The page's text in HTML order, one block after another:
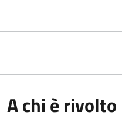
A chi è rivolto